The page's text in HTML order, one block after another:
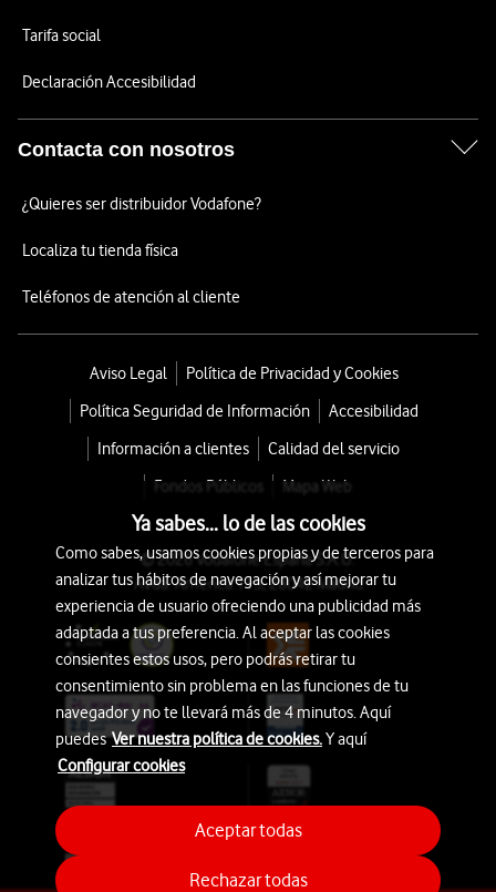
Tarifa social
Declaración Accesibilidad
Contacta con nosotros
¿Quieres ser distribuidor Vodafone?
Localiza tu tienda física
Teléfonos de atención al cliente
Aviso Legal
Política de Privacidad y Cookies
Política Seguridad de Información
Accesibilidad
Información a clientes
Calidad del servicio
Fondos Públicos
Mapa Web
© 2026 Vodafone España S.A.U.
Avda. América 115, 28042 Madrid
Ya sabes... lo de las cookies
Como sabes, usamos cookies propias y de terceros para
analizar tus hábitos de navegación y así mejorar tu
experiencia de usuario ofreciendo una publicidad más
adaptada a tus preferencia. Al aceptar las cookies
consientes estos usos, pero podrás retirar tu
consentimiento sin problema en las funciones de tu
navegador y no te llevará más de 4 minutos. Aquí
puedesVer nuestra política de cookies.Y aquí
Configurar cookies
Rechazar todas
Aceptar todas